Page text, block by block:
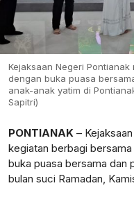
Kejaksaan Negeri
dengan buka puasa
anak-anak yatim di
Sapitri)
PONTIANAK –
kegiatan berbagi
buka puasa bersama dan
bulan suci Ramadan,